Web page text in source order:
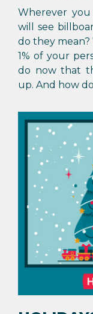
Wherever
will see
do they
1% of your
do now that
up. And how